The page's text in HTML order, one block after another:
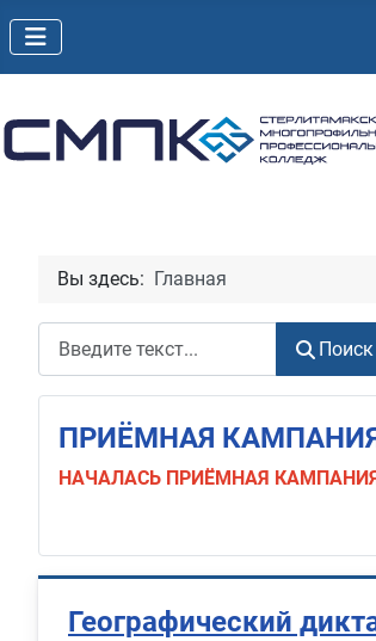
Вы здесь: Главная
Поиск
ПРИЁМНАЯ
НАЧАЛАСЬ ПРИЁМНАЯ
Географический